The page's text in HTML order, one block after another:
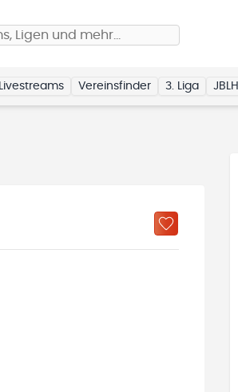
Ligen und mehr…
Livestreams Vereinsfinder 3. Liga JBLH